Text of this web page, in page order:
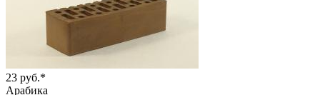
23 руб.*
Арабика